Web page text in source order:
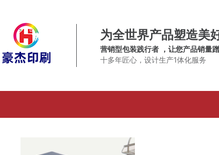
为全世界产品塑造美
营销型包装践行者 ，让您产品销量
十多年匠心，设计生产1体化服务